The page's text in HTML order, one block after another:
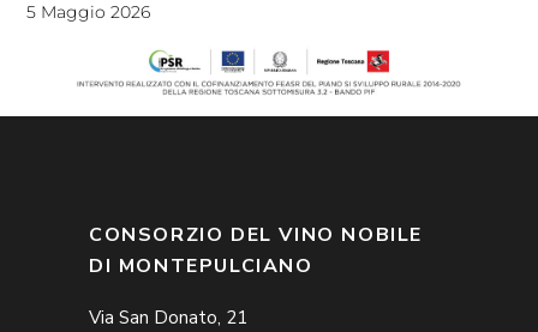
5 Maggio 2026
CONSORZIO DEL VINO NOBILE
DI MONTEPULCIANO
Via San Donato, 21